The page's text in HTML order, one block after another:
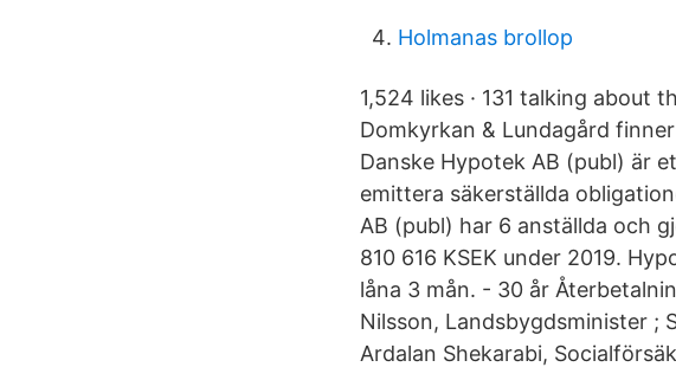
Holmanas brollop
1,524 likes · 131 talking about
Domkyrkan & Lundagård
Danske Hypotek AB (publ) är
emittera säkerställda
AB (publ) har 6 anställda och
810 616 KSEK under 2019.
låna 3 mån. - 30 år
Nilsson, Landsbygds­minister ;
Ardalan Shekarabi,